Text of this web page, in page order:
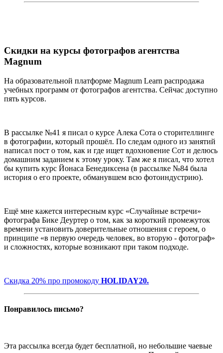
Скидки на курсы фотографов агентства
Magnum
На образовательной платформе Magnum Learn распродажа
учебных программ от фотографов агентства. Сейчас доступно
пять курсов.
В рассылке №41 я писал о курсе Алека Сота о сторителлинге
в фотографии, который прошёл. По следам одного из занятий
написал пост о том, как и где ищет вдохновение Сот и делюсь
домашним заданием к этому уроку. Там же я писал, что хотел
бы купить курс Йонаса Бенедиксена (в рассылке №84 была
история о его проекте, обманувшем всю фотоиндустрию).
Ещё мне кажется интересным курс «Случайные встречи»
фотографа Бике Деуртер о том, как за короткий промежуток
времени установить доверительные отношения с героем, о
принципе «в первую очередь человек, во вторую - фотограф»
и сложностях, которые возникают при таком подходе.
Скидка 20% про промокоду HOLIDAY20.
Понравилось письмо?
Эта рассылка всегда будет бесплатной, но небольшие чаевые